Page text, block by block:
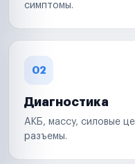
симптомы.
02
Диагностика
АКБ, массу, силовые
разъемы.